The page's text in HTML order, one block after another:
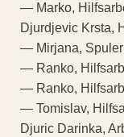
— Marko,
Djurdjevic Krsta,
— Mirjana,
— Ranko,
— Ranko,
— Tomislav,
Djuric Darinka,